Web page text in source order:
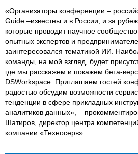
«Организаторы конференции –
Guide –известны и в России, и за
которые проводит научное
опытных экспертов и
заинтересовался тематикой ИИ.
команды, на мой взгляд, будет
где мы расскажем и покажем бета-
DSWorkspace. Приглашаем гостей
радостью обсудим возможности
тенденции в сфере прикладных
аналитиков данных», –
Шатиров, директор центра
компании «Техносерв».